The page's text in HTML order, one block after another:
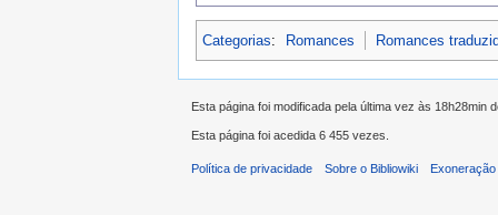
Categorias: Romances Romances
Esta página foi modificada pela última vez às 18h28min
Esta página foi acedida 6 455 vezes.
Política de privacidade Sobre o Bibliowiki